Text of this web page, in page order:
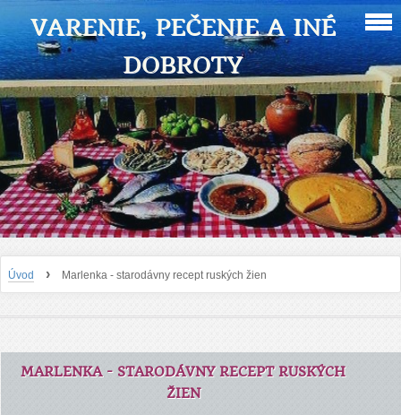
VARENIE, PEČENIE A INÉ
DOBROTY
Úvod › Marlenka - starodávny recept ruských žien
MARLENKA - STARODÁVNY RECEPT RUSKÝCH
ŽIEN